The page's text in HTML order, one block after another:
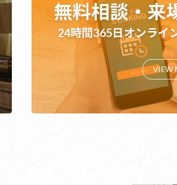
無料相談・来
24時間365日オンライ
VIEW